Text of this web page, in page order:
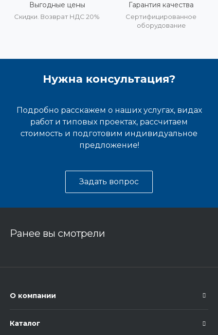
Выгодные цены
Скидки. Возврат НДС 20%
Гарантия качества
Сертифицированное
оборудование
Нужна консультация?
Подробно расскажем о наших услугах, видах
работ и типовых проектах, рассчитаем
стоимость и подготовим индивидуальное
предложение!
Задать вопрос
Ранее вы смотрели
О компании
Каталог